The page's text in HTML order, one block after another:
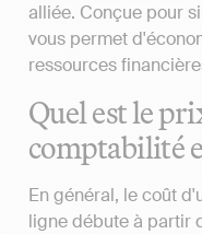
alliée. Conçue pour
vous permet
ressources
Quel est le
comptabilité
En général, le coût
ligne débute à partir